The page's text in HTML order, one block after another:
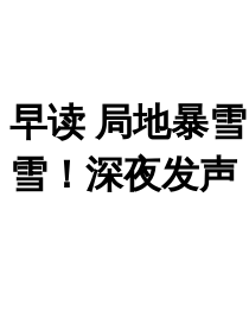
早读 局地暴
雪！深夜发声